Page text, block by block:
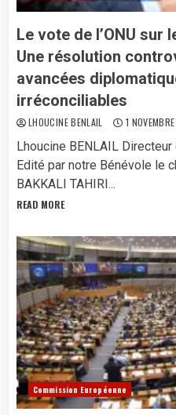
Le vote de l’ONU sur
Une résolution
avancées
irréconciliables
LHOUCINE BENLAIL 1
Lhoucine BENLAIL
Edité par notre Bénévole le
BAKKALI TAHIRI...
READ MORE
Commission Européenne